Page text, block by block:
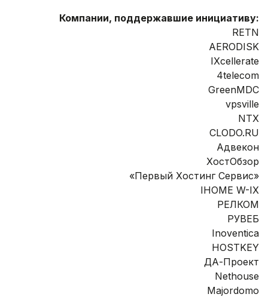
Компании, поддержавшие инициативу:
RETN
AERODISK
IXcellerate
4telecom
GreenMDC
vpsville
NTX
CLODO.RU
Адвекон
ХостОбзор
«Первый Хостинг Сервис»
IHOME W-IX
РЕЛКОМ
РУВЕБ
Inoventica
HOSTKEY
ДА-Проект
Nethouse
Majordomo